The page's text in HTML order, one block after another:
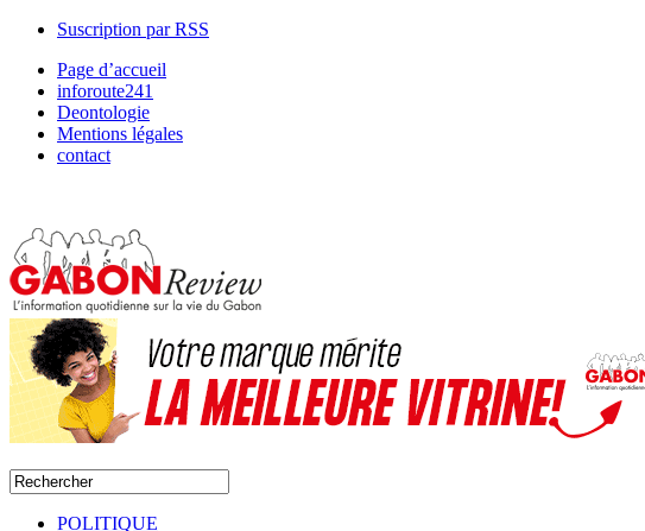
Suscription par RSS
Page d’accueil
inforoute241
Deontologie
Mentions légales
contact
POLITIQUE